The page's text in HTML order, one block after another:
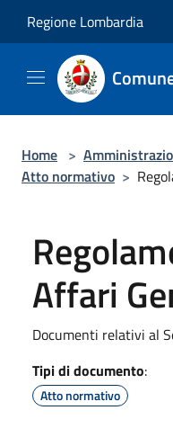
Regione Lombardia
Home >
Atto normativo >
Affari
Documenti relativi al
Tipi di documento:
Atto normativo